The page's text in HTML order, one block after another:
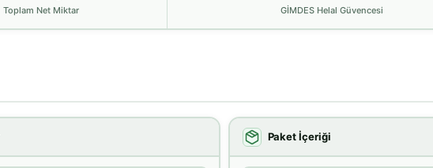
Toplam Net Miktar GİMDES Helal Güvencesi
Paket İçeriği